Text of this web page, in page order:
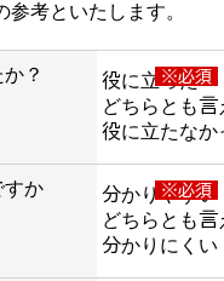
考といたします。
？ ※必須
役に立った
どちらとも言
役に立たなか
すか ※必須
分かりやすい
どちらとも言
分かりにくい